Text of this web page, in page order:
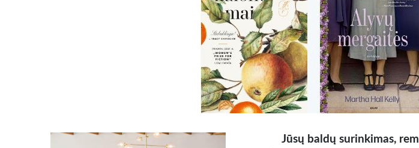
Jūsų baldų surinkimas,